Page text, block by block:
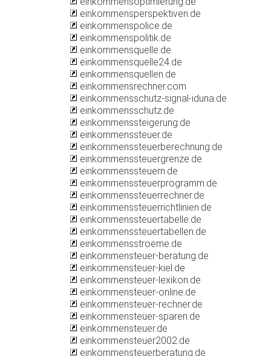
einkommensperspektiven.de
einkommenspolice.de
einkommenspolitik.de
einkommensquelle.de
einkommensquelle24.de
einkommensquellen.de
einkommensrechner.com
einkommensschutz-signal-iduna.de
einkommensschutz.de
einkommenssteigerung.de
einkommenssteuer.de
einkommenssteuerberechnung.de
einkommenssteuergrenze.de
einkommenssteuern.de
einkommenssteuerprogramm.de
einkommenssteuerrechner.de
einkommenssteuerrichtlinien.de
einkommenssteuertabelle.de
einkommenssteuertabellen.de
einkommensstroeme.de
einkommensteuer-beratung.de
einkommensteuer-kiel.de
einkommensteuer-lexikon.de
einkommensteuer-online.de
einkommensteuer-rechner.de
einkommensteuer-sparen.de
einkommensteuer.de
einkommensteuer2002.de
einkommensteuerberatung.de